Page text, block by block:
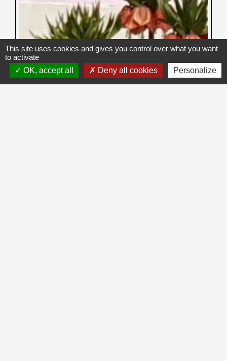
This site uses cookies and gives you control over what you want
to activate
OK, accept all
Deny all cookies Personalize